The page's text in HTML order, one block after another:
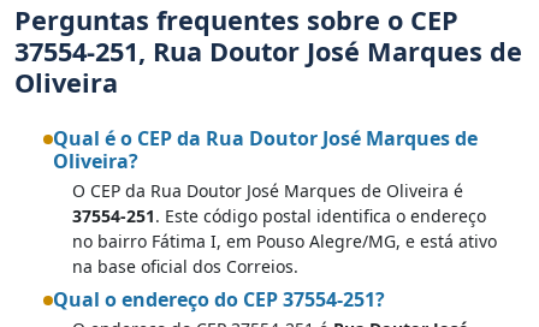
Perguntas frequentes sobre o CEP
37554-251, Rua Doutor José Marques de
Oliveira
Qual é o CEP da Rua Doutor José Marques de
Oliveira?
O CEP da Rua Doutor José Marques de Oliveira é
37554-251. Este código postal identifica o endereço
no bairro Fátima I, em Pouso Alegre/MG, e está ativo
na base oficial dos Correios.
Qual o endereço do CEP 37554-251?